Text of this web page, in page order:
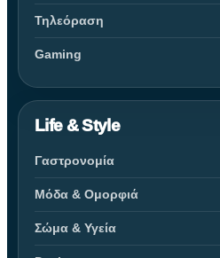
Τηλεόραση
Gaming
Life & Style
Γαστρονομία
Μόδα & Ομορφιά
Σώμα & Υγεία